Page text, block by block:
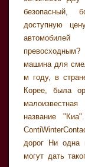
безопасный,
доступную
машина для
м году, в
Корее, была
название
дорог Ни одна
могут дать